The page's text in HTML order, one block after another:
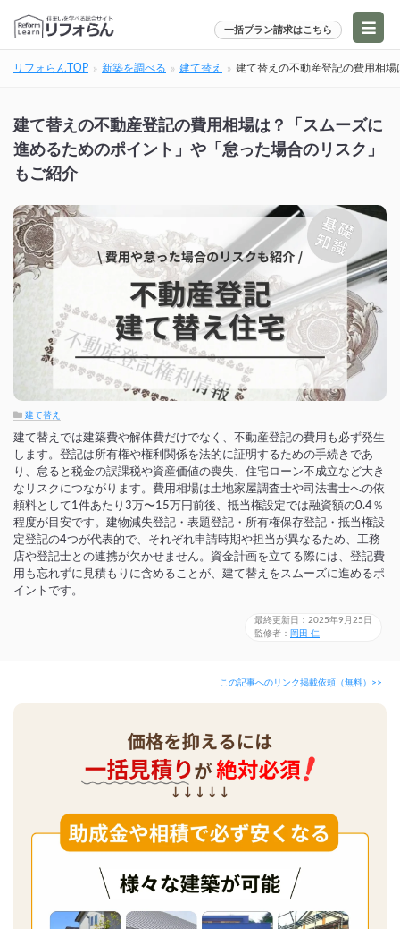
一括プラン請求はこちら
リフォらんTOP 新築を調べる 建て替え 建て替えの不動産登記の費用相
建て替えの不動産登記の費用相場は？「スムーズに
進めるためのポイント」や「怠った場合のリスク」
もご紹介
建て替え
建て替えでは建築費や解体費だけでなく、不動産登記の費用も必ず発生
します。登記は所有権や権利関係を法的に証明するための手続きであ
り、怠ると税金の誤課税や資産価値の喪失、住宅ローン不成立など大き
なリスクにつながります。費用相場は土地家屋調査士や司法書士への依
頼料として1件あたり3万〜15万円前後、抵当権設定では融資額の0.4％
程度が目安です。建物減失登記・表題登記・所有権保存登記・抵当権設
定登記の4つが代表的で、それぞれ申請時期や担当が異なるため、工務
店や登記士との連携が欠かせません。資金計画を立てる際には、登記費
用も忘れずに見積もりに含めることが、建て替えをスムーズに進めるポ
イントです。
最終更新日：2025年9月25日
監修者： 岡田 仁
この記事へのリンク掲載依頼（無料）>>